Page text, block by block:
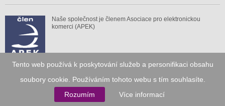
Tento web používá k poskytování služeb a personifikaci obsahu
soubory cookie. Používáním tohoto webu s tím souhlasíte.
Rozumím
Více informací
Naše společnost je členem Asociace pro elektronickou
komerci (APEK)
Již od roku 2010